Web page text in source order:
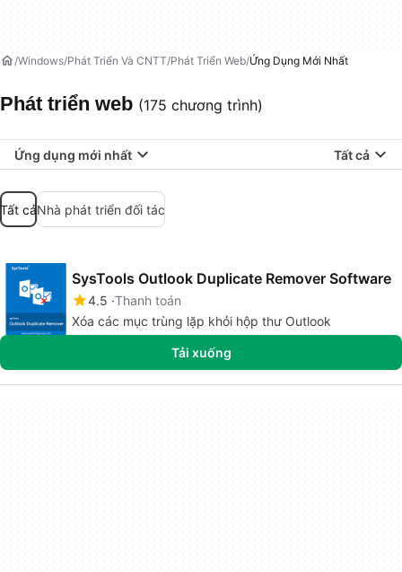
Windows Phát Triển Và CNTT Phát Triển Web Ứng Dụng Mới Nhất
Phát triển web (175 chương trình)
Ứng dụng mới nhất Tất cả
Tất cảNhà phát triển đối tác
SysTools Outlook Duplicate Remover Software
4.5 Thanh toán
Xóa các mục trùng lặp khỏi hộp thư Outlook
Tải xuống